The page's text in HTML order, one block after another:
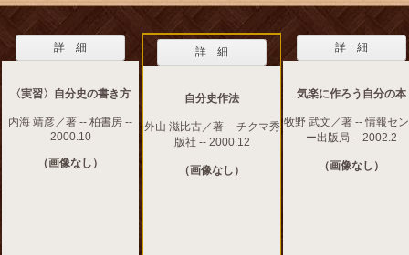
詳 細
〈実習〉自分史の書き方
内海 靖彦／著 -- 柏書房 --
2000.10
（画像なし）
詳 細
自分史作法
外山 滋比古／著 -- チクマ秀
版社 -- 2000.12
（画像なし）
詳 細
気楽に作ろう自分の本
牧野 武文／著 -- 情報セ
ー出版局 -- 2002.2
（画像なし）